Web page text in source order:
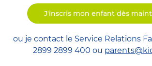
J'inscris mon enfant dès
ou je contact le Service Relations
2899 2899 400 ou